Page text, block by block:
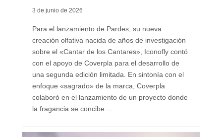
3 de junio de 2026
Para el lanzamiento de Pardes, su nueva
creación olfativa nacida de años de investigación
sobre el «Cantar de los Cantares», Iconofly contó
con el apoyo de Coverpla para el desarrollo de
una segunda edición limitada. En sintonía con el
enfoque «sagrado» de la marca, Coverpla
colaboró ​​en el lanzamiento de un proyecto donde
la fragancia se concibe ...